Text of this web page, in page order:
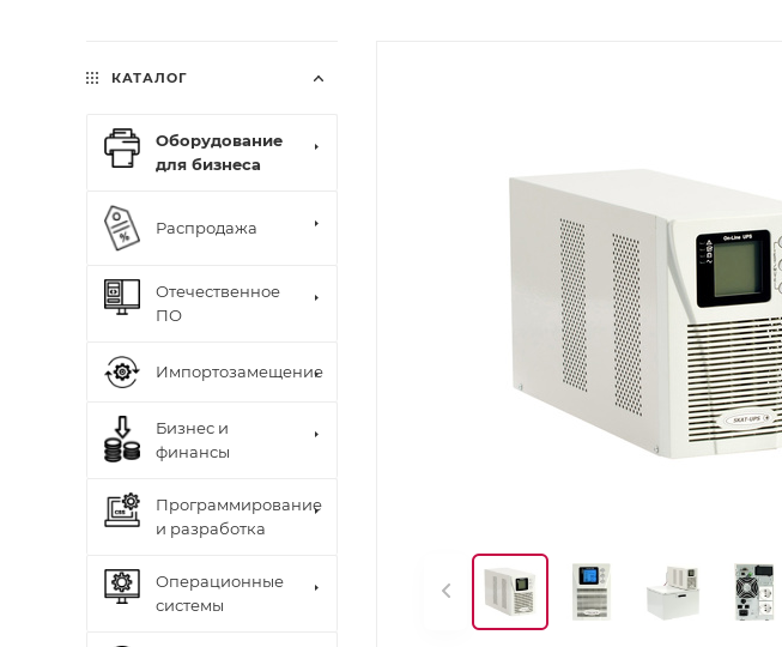
КАТАЛОГ
Оборудование
для бизнеса
Распродажа
Отечественное
ПО
Импортозамещение
Бизнес и
финансы
Программирование
и разработка
Операционные
системы